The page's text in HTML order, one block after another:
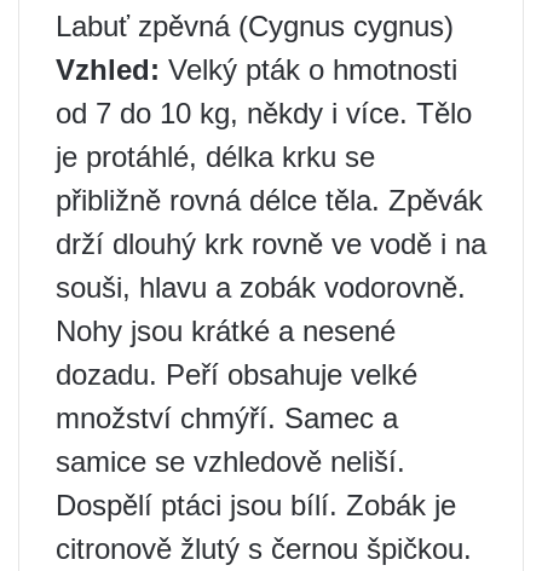
Labuť zpěvná (Cygnus cygnus)
Vzhled: Velký pták o hmotnosti
od 7 do 10 kg, někdy i více. Tělo
je protáhlé, délka krku se
přibližně rovná délce těla. Zpěvák
drží dlouhý krk rovně ve vodě i na
souši, hlavu a zobák vodorovně.
Nohy jsou krátké a nesené
dozadu. Peří obsahuje velké
množství chmýří. Samec a
samice se vzhledově neliší.
Dospělí ptáci jsou bílí. Zobák je
citronově žlutý s černou špičkou.